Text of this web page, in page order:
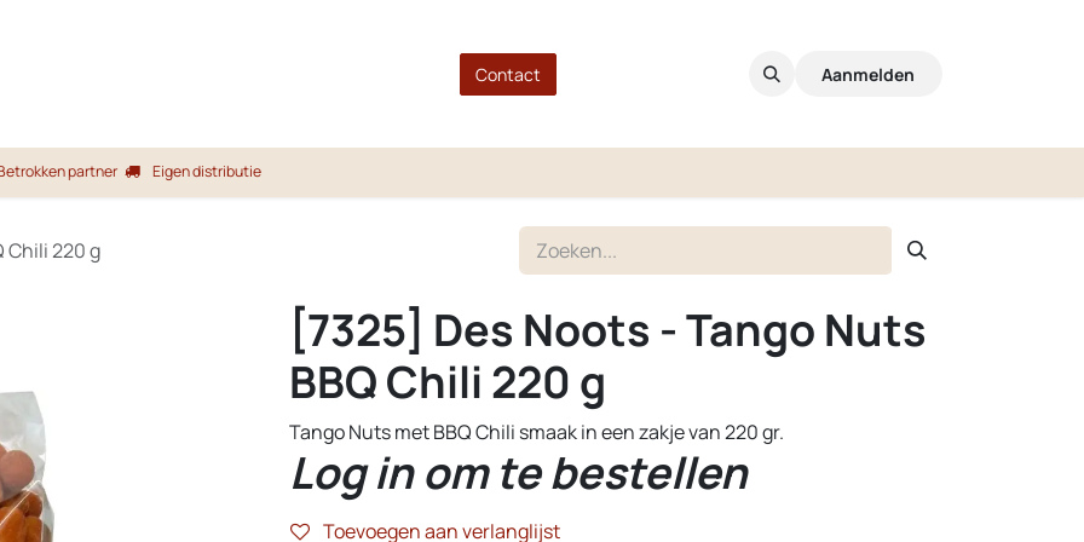
Contact Aanmelden
partner Eigen distributie
Chili 220 g
[7325] Des Noots - Tango Nuts
BBQ Chili 220 g
Tango Nuts met BBQ Chili smaak in een zakje van 220 gr.
Log in om te bestellen
Toevoegen aan verlanglijst